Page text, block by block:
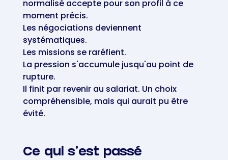
normalisé accepte pour son profil à ce
moment précis.
Les négociations deviennent
systématiques.
Les missions se raréfient.
La pression s'accumule jusqu'au point de
rupture.
Il finit par revenir au salariat. Un choix
compréhensible, mais qui aurait pu être
évité.
Ce qui s'est passé